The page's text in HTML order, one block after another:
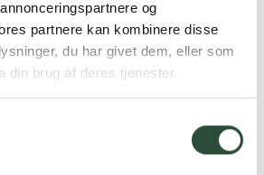
og
partnere kan kombinere disse
du har givet dem, eller som
din brug af deres tjenester.
ikke ernæringsprodukter.
udvalg af kendte
et stort udvalg af kendte